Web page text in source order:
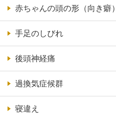
赤ちゃんの頭の形（向き癖）
手足のしびれ
後頭神経痛
過換気症候群
寝違え